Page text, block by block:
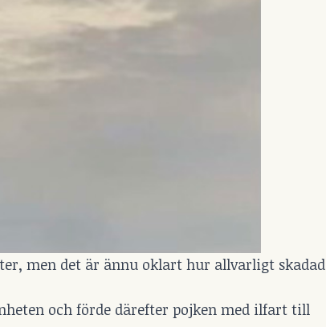
men det är ännu oklart hur allvarligt skadad
och förde därefter pojken med ilfart till